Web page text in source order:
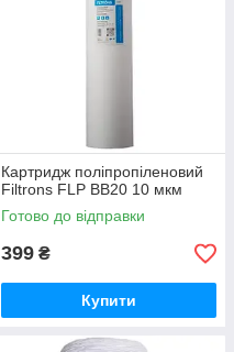
Картридж поліпропіленовий
Filtrons FLP BB20 10 мкм
Готово до відправки
399 ₴
Купити